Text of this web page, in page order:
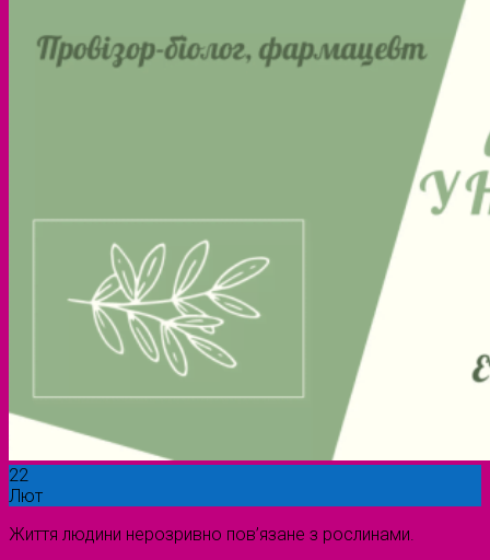
22
Лют
Життя людини нерозривно пов’язане з рослинами.